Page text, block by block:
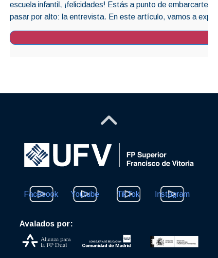
escuela infantil, ¡felicidades! Estás a punto de embarcarte
pasar por alto: la entrevista. En este artículo, vamos a
Facebook Youtube TikTok Instagram
Avalados por: